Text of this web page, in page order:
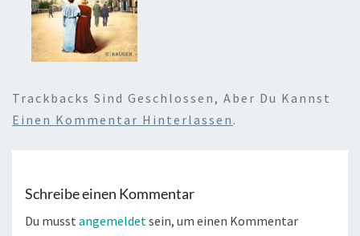
Trackbacks Sind Geschlossen, Aber Du Kannst
Einen Kommentar Hinterlassen .
Schreibe einen Kommentar
Du musst angemeldetsein, um einen Kommentar